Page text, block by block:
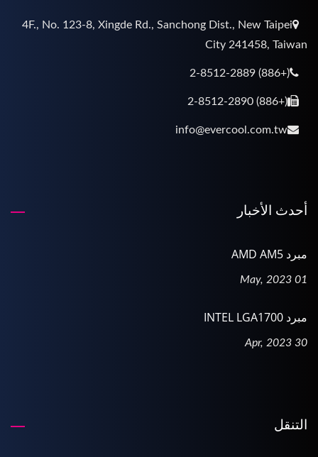
4F., No. 123-8, Xingde Rd., Sanchong Dist., New Taipei
City 241458, Taiwan
(+886) 2-8512-2889
(+886) 2-8512-2890
info@evercool.com.tw
أحدث الأخبار
مبرد AMD AM5
01 May, 2023
مبرد INTEL LGA1700
30 Apr, 2023
التنقل